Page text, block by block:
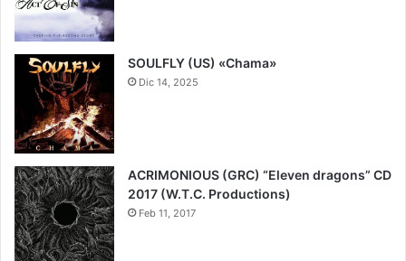
8
SOULFLY (US) «Chama»
Dic 14, 2025
ACRIMONIOUS (GRC) “Eleven dragons” CD
2017 (W.T.C. Productions)
Feb 11, 2017